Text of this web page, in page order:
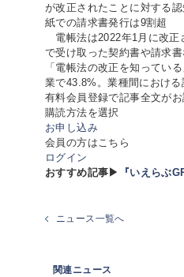
が改正されたことに対する
紙での請求書発行は9割超
電帳法は2022年1月に改正
で受け取った契約書や請求
「電帳法の改正を知ってい
業で43.8%。業種間における
有料会員登録で記事全文が
購読方法を選択
お申し込み
会員の方はこちら
ログイン
おすすめ記事▶
『いえらぶ
ニュース一覧へ
関連ニュース